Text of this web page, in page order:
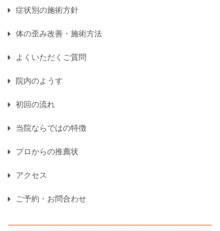
症状別の施術方針
体の歪み改善・施術方法
よくいただくご質問
院内のようす
初回の流れ
当院ならではの特徴
プロからの推薦状
アクセス
ご予約・お問合わせ